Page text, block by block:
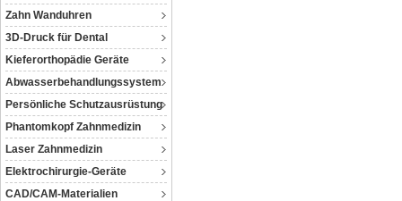
Zahn Wanduhren
3D-Druck für Dental
Kieferorthopädie Geräte
Abwasserbehandlungssystem
Persönliche Schutzausrüstung
Phantomkopf Zahnmedizin
Laser Zahnmedizin
Elektrochirurgie-Geräte
CAD/CAM-Materialien